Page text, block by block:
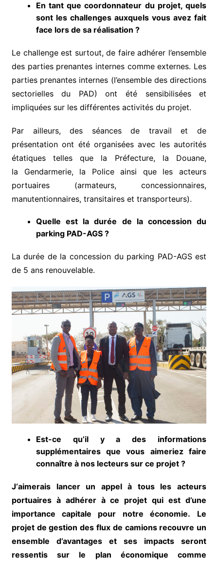
En tant que coordonnateur du projet, quels
sont les challenges auxquels vous avez fait
face lors de sa réalisation ?
Le challenge est surtout, de faire adhérer l’ensemble
des parties prenantes internes comme externes. Les
parties prenantes internes (l’ensemble des directions
sectorielles du PAD) ont été sensibilisées et
impliquées sur les différentes activités du projet.
Par ailleurs, des séances de travail et de
présentation ont été organisées avec les autorités
étatiques telles que la Préfecture, la Douane,
la Gendarmerie, la Police ainsi que les acteurs
portuaires (armateurs, concessionnaires,
manutentionnaires, transitaires et transporteurs).
Quelle est la durée de la concession du
parking PAD-AGS ?
La durée de la concession du parking PAD-AGS est
de 5 ans renouvelable.
Est-ce qu’il y a des informations
supplémentaires que vous aimeriez faire
connaître à nos lecteurs sur ce projet ?
J‘aimerais lancer un appel à tous les acteurs
portuaires à adhérer à ce projet qui est d’une
importance capitale pour notre économie.
Le
projet de gestion des flux de camions recouvre un
ensemble d’avantages et ses impacts seront
ressentis sur le plan économique comme